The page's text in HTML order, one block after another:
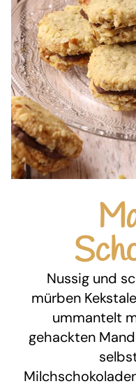
Nussig und
mürben
ummantelt
gehackten